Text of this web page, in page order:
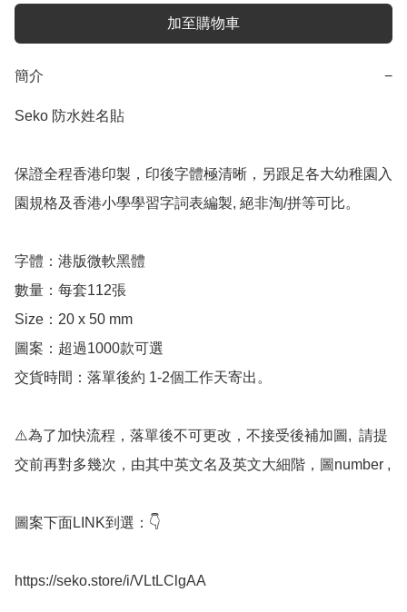
加至購物車
簡介 −
Seko 防水姓名貼
保證全程香港印製，印後字體極清晰，另跟足各大幼稚園入
園規格及香港小學學習字詞表編製, 絕非淘/拼等可比。
字體：港版微軟黑體
數量：每套112張
Size：20 x 50 mm
圖案：超過1000款可選
交貨時間：落單後約 1-2個工作天寄出。
⚠️為了加快流程，落單後不可更改，不接受後補加圖,  請提
交前再對多幾次，由其中英文名及英文大細階，圖number ,
圖案下面LINK到選：👇
https://seko.store/i/VLtLClgAA